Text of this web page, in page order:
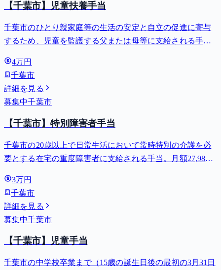
【千葉市】児童扶養手当
千葉市のひとり親家庭等の生活の安定と自立の促進に寄与
するため、児童を監護する父または母等に支給される手
4万円
千葉市
詳細を見る
募集中千葉市
【千葉市】特別障害者手当
千葉市の20歳以上で日常生活において常時特別の介護を必
要とする在宅の重度障害者に支給される手当。月額27,980
3万円
千葉市
詳細を見る
募集中千葉市
【千葉市】児童手当
千葉市の中学校卒業まで（15歳の誕生日後の最初の3月31日